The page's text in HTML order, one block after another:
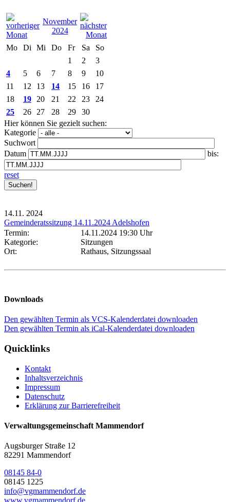
November
2024
Mo
Di Mi Do Fr Sa
So
1
2
3
4
5 6 7 8 9
10
11
12 13 14 15 16
17
18
19 20 21 22 23
24
25
26 27 28 29
30
Hier können Sie gezielt suchen:
Kategorie
Suchwort
Datum
bis:
reset
14.11. 2024
Gemeinderatssitzung 14.11.2024 Adelshofen
Termin:
14.11.2024 19:30 Uhr
Kategorie:
Sitzungen
Ort:
Rathaus, Sitzungssaal
Downloads
Den gewählten Termin als VCS-Kalenderdatei downloaden
Den gewählten Termin als iCal-Kalenderdatei downloaden
Quicklinks
Kontakt
Inhaltsverzeichnis
Impressum
Datenschutz
Erklärung zur Barrierefreiheit
Verwaltungsgemeinschaft Mammendorf
Augsburger Straße 12
82291 Mammendorf
08145 84-0
08145 1225
info@vgmammendorf.de